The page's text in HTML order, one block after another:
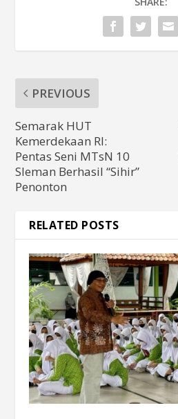
PREVIOUS
Semarak HUT
Kemerdekaan RI:
Pentas Seni MTsN 10
Sleman Berhasil “Sihir”
Penonton
RELATED POSTS